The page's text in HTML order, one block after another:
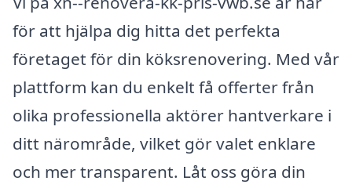
för att hjälpa dig hitta det perfekta
företaget för din köksrenovering. Med vår
plattform kan du enkelt få offerter från
olika professionella aktörer hantverkare i
ditt närområde, vilket gör valet enklare
och mer transparent. Låt oss göra din